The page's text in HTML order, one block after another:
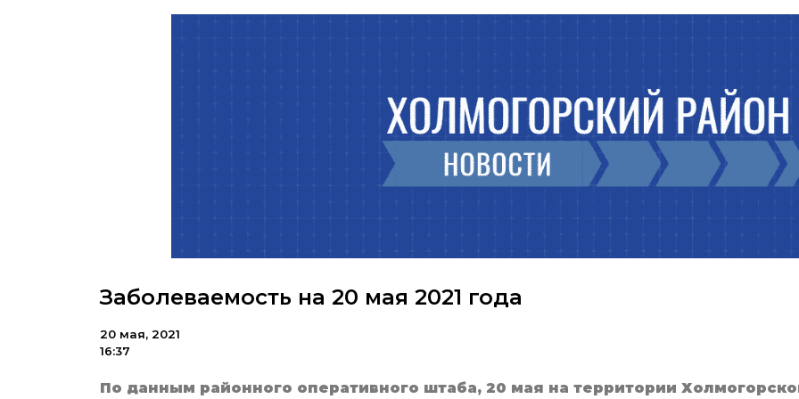
Заболеваемость на 20 мая 2021 года
20 мая, 2021
16:37
По данным районного оперативного штаба, 20 мая на территории